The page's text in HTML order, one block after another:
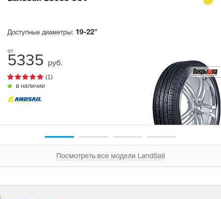
Доступные диаметры: 19-22"
5335 руб.
(1)
в наличии
Посмотреть все модели LandSail